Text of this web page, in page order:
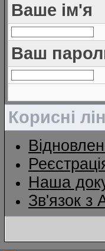
Ваше ім'я
Ваш
Корисні
Наша
Зв'язок з